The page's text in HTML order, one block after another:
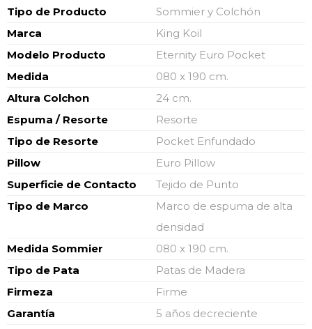
Características
Tipo de Producto
Sommier y Colchón
Marca
King Koil
Modelo Producto
Eternity Euro Pocket
Medida
080 x 190 cm.
Altura Colchon
24 cm.
Espuma / Resorte
Resorte
Tipo de Resorte
Pocket Enfundado
Pillow
Euro Pillow
Superficie de Contacto
Tejido de Punto
Tipo de Marco
Marco de espuma de alta
densidad
Medida Sommier
080 x 190 cm.
Tipo de Pata
Patas de Madera
Firmeza
Firme
Garantía
5 años decreciente